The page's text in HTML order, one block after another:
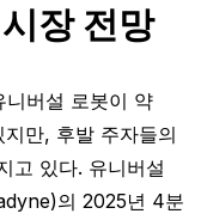
장 전망
니버설 로봇이 약
만, 후발 주자들의
고 있다. 유니버설
의 2025년 4분